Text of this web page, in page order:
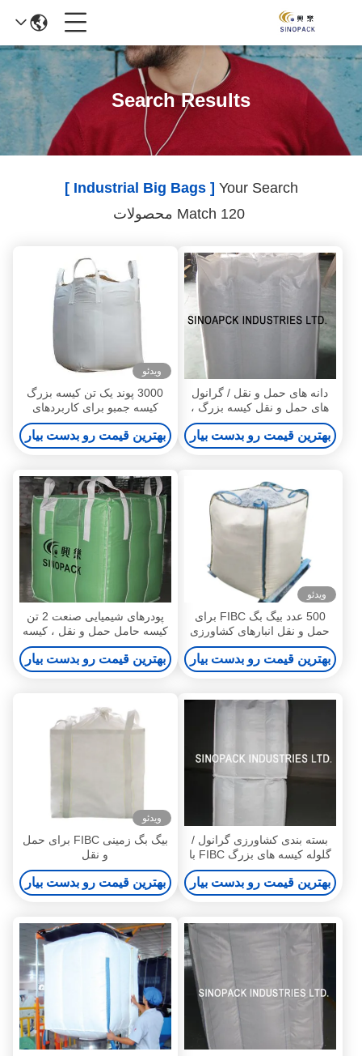
Search Results
Your Search
[ Industrial Big Bags ]
دانه های حمل و نقل / گرانول
های حمل و نقل کیسه بزرگ ،
جلد 20 تا 115 فوت مکعب
بهترین قیمت رو بدست بیار
ویدئو
3000 پوند یک تن کیسه بزرگ
کیسه جمبو برای کاربردهای
صنعتی سنگین
بهترین قیمت رو بدست بیار
ویدئو
500 عدد بیگ بگ FIBC برای
حمل و نقل انبارهای کشاورزی
صنعتی
بهترین قیمت رو بدست بیار
پودرهای شیمیایی صنعت 2 تن
کیسه حامل حمل و نقل ، کیسه
بزرگ حمل و نقل
بهترین قیمت رو بدست بیار
بسته بندی کشاورزی گرانول /
گلوله کیسه های بزرگ FIBC با
تسمه stevedore
بهترین قیمت رو بدست بیار
ویدئو
بیگ بگ زمینی FIBC برای حمل
و نقل
بهترین قیمت رو بدست بیار